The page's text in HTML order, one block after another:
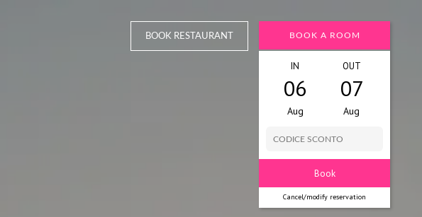
BOOK A ROOM
IN
06
Aug
OUT
07
Aug
Cancel/modify reservation
BOOK RESTAURANT